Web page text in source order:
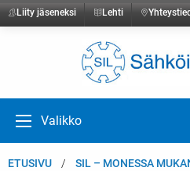
Liity jäseneksi Lehti
Avaa valikko
Valikko
ETUSIVU
SIL – MONESSA